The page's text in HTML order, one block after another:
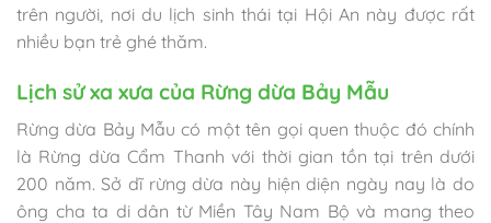
trên người, nơi du lịch sinh thái tại Hội An này được rất
nhiều bạn trẻ ghé thăm.
Lịch sử xa xưa của Rừng dừa Bảy Mẫu
Rừng dừa Bảy Mẫu có một tên gọi quen thuộc đó chính
là Rừng dừa Cẩm Thanh với thời gian tồn tại trên dưới
200 năm. Sở dĩ rừng dừa này hiện diện ngày nay là do
ông cha ta di dân từ Miền Tây Nam Bộ và mang theo